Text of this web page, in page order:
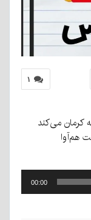
۱
کرمان می‌کند
هم‌آوا
00:00